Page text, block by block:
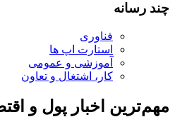
چند رسانه
فناوری
استارت اپ ها
آموزشی و عمومی
کار، اشتغال و تعاون
مهم‌ترین اخبار پول و